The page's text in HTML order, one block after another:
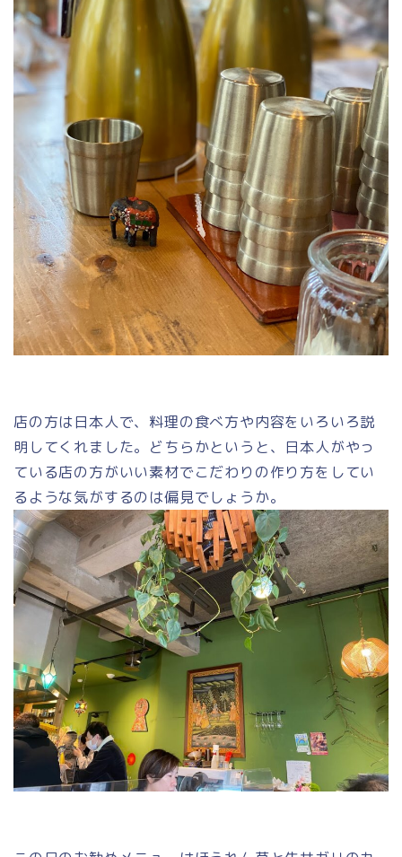
店の方は日本人で、料理の食べ方や内容をいろいろ説
明してくれました。どちらかというと、日本人がやっ
ている店の方がいい素材でこだわりの作り方をしてい
るような気がするのは偏見でしょうか。